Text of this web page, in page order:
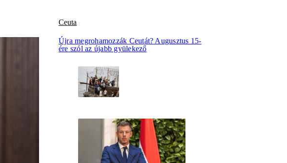
Ceuta
Újra megrohamozzák Ceutát? Augusztus 15-
ére szól az újabb gyülekező